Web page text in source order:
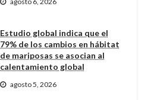
Estudio global indica que el
79% de los cambios en hábitat
de mariposas se asocian al
calentamiento global
agosto 5, 2026